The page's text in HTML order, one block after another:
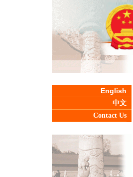
English
中文
Contact Us